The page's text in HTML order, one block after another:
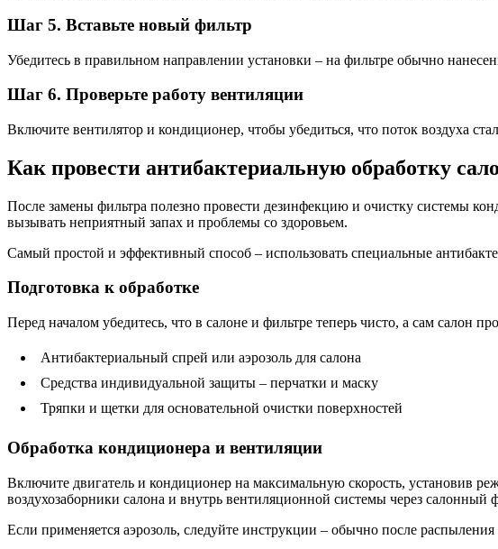
Шаг 5. Вставьте новый фильтр
Убедитесь в правильном направлении установки – на фильтре обычно
Шаг 6. Проверьте работу вентиляции
Включите вентилятор и кондиционер, чтобы убедиться, что поток воздуха
Как провести антибактериальную обработку
После замены фильтра полезно провести дезинфекцию и очистку системы
вызывать неприятный запах и проблемы со здоровьем.
Самый простой и эффективный способ – использовать специальные
Подготовка к обработке
Перед началом убедитесь, что в салоне и фильтре теперь чисто, а сам салон
Антибактериальный спрей или аэрозоль для салона
Средства индивидуальной защиты – перчатки и маску
Тряпки и щетки для основательной очистки поверхностей
Обработка кондиционера и вентиляции
Включите двигатель и кондиционер на максимальную скорость, установив
воздухозаборники салона и внутрь вентиляционной системы через салонный
Если применяется аэрозоль, следуйте инструкции – обычно после